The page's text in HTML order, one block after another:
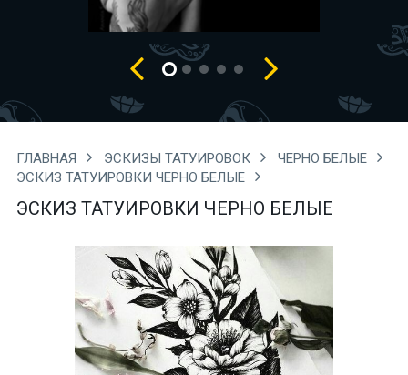
ГЛАВНАЯ ЭСКИЗЫ ТАТУИРОВОК
ЧЕРНО БЕЛЫЕ
ЭСКИЗ ТАТУИРОВКИ ЧЕРНО БЕЛЫЕ
ЭСКИЗ ТАТУИРОВКИ ЧЕРНО БЕЛЫЕ